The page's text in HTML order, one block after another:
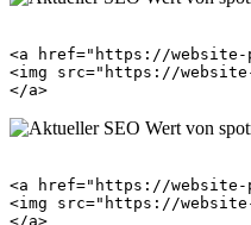
<a href="https://website-
<img src="https://
<a href="https://website-
<img src="https://